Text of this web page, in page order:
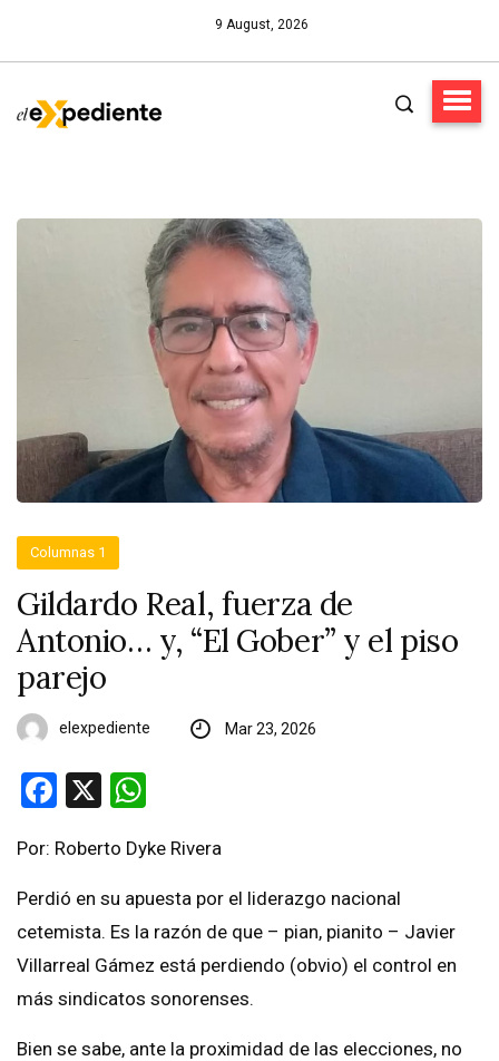
9 August, 2026
Columnas 1
Gildardo Real, fuerza de
Antonio… y, “El Gober” y el piso
parejo
elexpediente Mar 23, 2026
Facebook
X
Por: Roberto Dyke Rivera
Perdió en su apuesta por el liderazgo nacional
cetemista. Es la razón de que – pian, pianito – Javier
Villarreal Gámez está perdiendo (obvio) el control en
más sindicatos sonorenses.
Bien se sabe, ante la proximidad de las elecciones, no